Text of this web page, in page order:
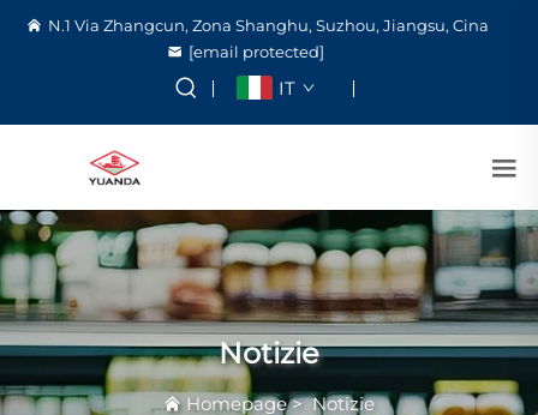
N.1 Via Zhangcun, Zona Shanghu, Suzhou, Jiangsu, Cina
[email protected]
IT
Notizie
Homepage>Notizie